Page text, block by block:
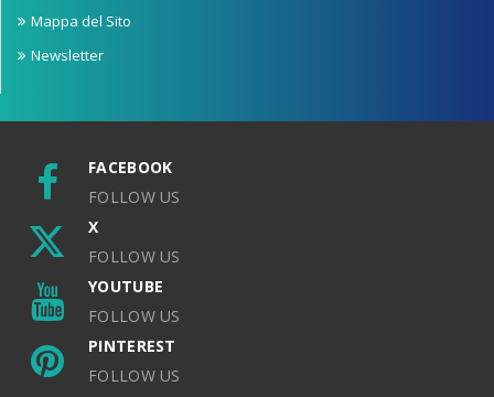
Mappa del Sito
Newsletter
FACEBOOK
FOLLOW US
X
FOLLOW US
YOUTUBE
FOLLOW US
PINTEREST
FOLLOW US